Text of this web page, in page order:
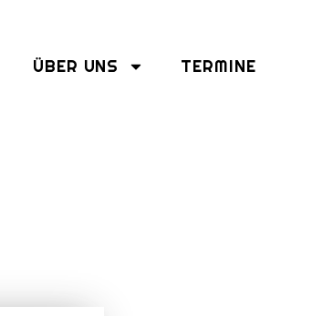
ÜBER UNS TERMINE